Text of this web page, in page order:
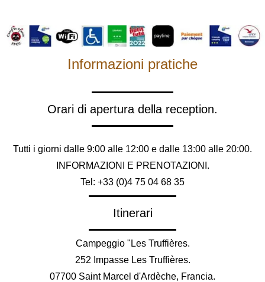
Informazioni pratiche
Orari di apertura della reception.
Tutti i giorni dalle 9:00 alle 12:00 e dalle 13:00 alle 20:00.
INFORMAZIONI E PRENOTAZIONI.
Tel: +33 (0)4 75 04 68 35
Itinerari
Campeggio "Les Truffières.
252 Impasse Les Truffières.
07700 Saint Marcel d'Ardèche, Francia.